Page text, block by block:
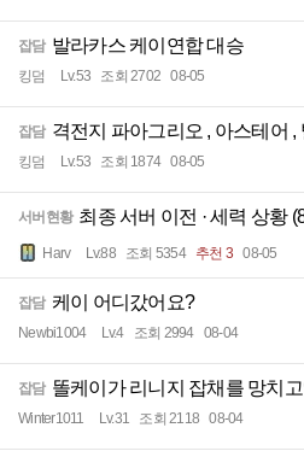
잡담 발라카스 케이연합 대승
킹덤 Lv.53 조회 2702 08-05
잡담 격전지 파아그리오 , 아스테어 ,
킹덤 Lv.53 조회 1874 08-05
서버현황 최종 서버 이전 · 세력 상황
Harv Lv.88 조회 5354 추천 3 08-05
잡담 케이 어디갔어요?
Newbi1004 Lv.4 조회 2994 08-04
잡담 똘케이가 리니지 잡채를 망치
Winter1011 Lv.31 조회 2118 08-04